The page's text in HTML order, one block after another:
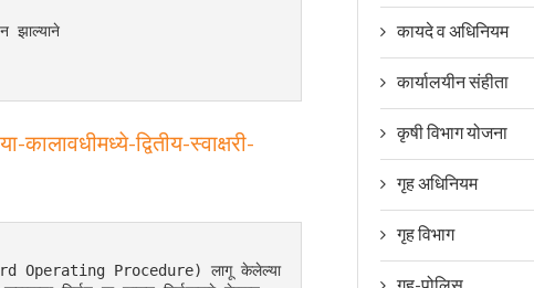
झाल्याने
कालावधीमध्ये-द्वितीय-स्वाक्षरी-
Operating Procedure) लागू केलेल्या
कायदे व अधिनियम
कार्यालयीन संहीता
कृषी विभाग योजना
गृह अधिनियम
गृह विभाग